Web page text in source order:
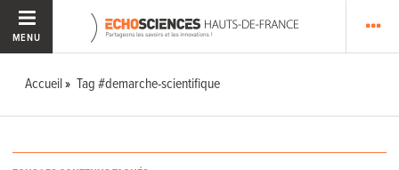
MENU
Accueil Tag #demarche-scientifique